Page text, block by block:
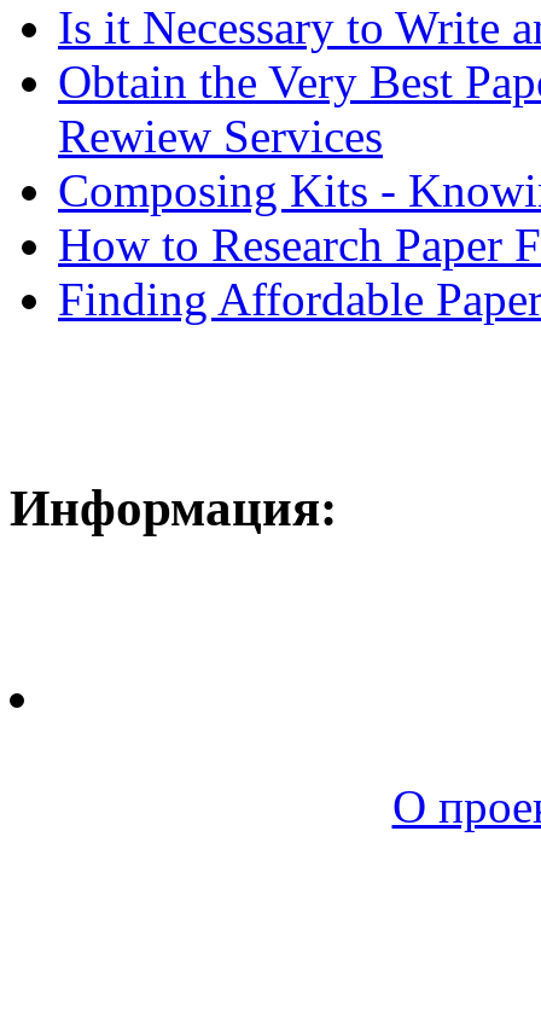
Is it Necessary to Write
Obtain the Very Best
Rewiew Services
Composing Kits -
How to Research Paper
Finding Affordable
Информация:
О